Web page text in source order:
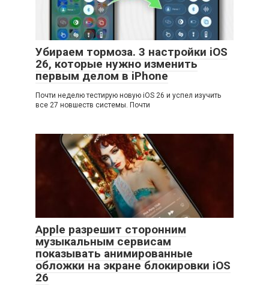
Убираем тормоза. 3 настройки iOS
26, которые нужно изменить
первым делом в iPhone
Почти неделю тестирую новую iOS 26 и успел изучить
все 27 новшеств системы. Почти
Apple разрешит сторонним
музыкальным сервисам
показывать анимированные
обложки на экране блокировки iOS
26